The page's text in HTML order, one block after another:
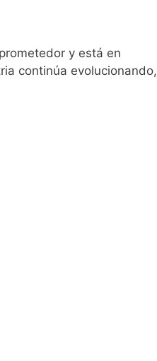
y está en
continúa evolucionando,